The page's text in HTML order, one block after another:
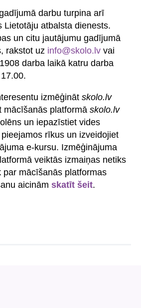
darbu turpina arī
atbalsta dienests.
un citu jautājumu gadījumā
rakstot uz info@skolo.lv vai
darba laikā katru darba
izmēģināt skolo.lv
mācīšanās platformā skolo.lv
un iepazīstiet vides
rīkus un izveidojiet
e-kursu. Izmēģinājuma
veiktās izmaiņas netiks
par mācīšanās platformas
aicinām skatīt šeit.